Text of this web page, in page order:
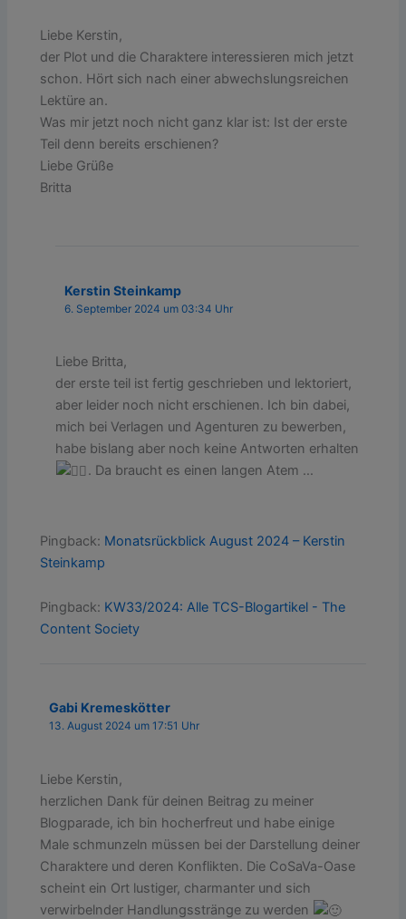
Liebe Kerstin,
der Plot und die Charaktere interessieren mich jetzt
schon. Hört sich nach einer abwechslungsreichen
Lektüre an.
Was mir jetzt noch nicht ganz klar ist: Ist der erste
Teil denn bereits erschienen?
Liebe Grüße
Britta
Kerstin Steinkamp
6. September 2024 um 03:34 Uhr
Liebe Britta,
der erste teil ist fertig geschrieben und lektoriert,
aber leider noch nicht erschienen. Ich bin dabei,
mich bei Verlagen und Agenturen zu bewerben,
habe bislang aber noch keine Antworten erhalten
. Da braucht es einen langen Atem …
Pingback: Monatsrückblick August 2024 – Kerstin
Steinkamp
Pingback: KW33/2024: Alle TCS-Blogartikel - The
Content Society
Gabi Kremeskötter
13. August 2024 um 17:51 Uhr
Liebe Kerstin,
herzlichen Dank für deinen Beitrag zu meiner
Blogparade, ich bin hocherfreut und habe einige
Male schmunzeln müssen bei der Darstellung deiner
Charaktere und deren Konflikten. Die CoSaVa-Oase
scheint ein Ort lustiger, charmanter und sich
verwirbelnder Handlungsstränge zu werden